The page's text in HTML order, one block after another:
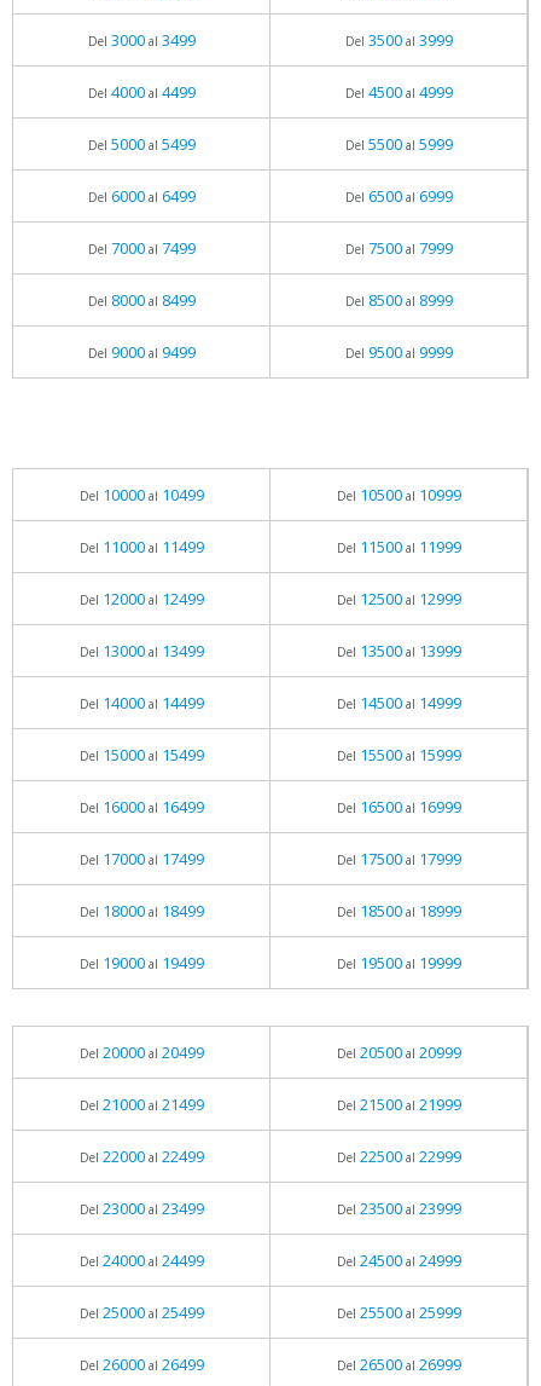
Del 3000al 3499 Del 3500al 3999
Del 4000al 4499 Del 4500al 4999
Del 5000al 5499 Del 5500al 5999
Del 6000al 6499 Del 6500al 6999
Del 7000al 7499 Del 7500al 7999
Del 8000al 8499 Del 8500al 8999
Del 9000al 9499 Del 9500al 9999
Del 10000al 10499 Del 10500al 10999
Del 11000al 11499 Del 11500al 11999
Del 12000al 12499 Del 12500al 12999
Del 13000al 13499 Del 13500al 13999
Del 14000al 14499 Del 14500al 14999
Del 15000al 15499 Del 15500al 15999
Del 16000al 16499 Del 16500al 16999
Del 17000al 17499 Del 17500al 17999
Del 18000al 18499 Del 18500al 18999
Del 19000al 19499 Del 19500al 19999
Del 20000al 20499 Del 20500al 20999
Del 21000al 21499 Del 21500al 21999
Del 22000al 22499 Del 22500al 22999
Del 23000al 23499 Del 23500al 23999
Del 24000al 24499 Del 24500al 24999
Del 25000al 25499 Del 25500al 25999
Del 26000al 26499 Del 26500al 26999